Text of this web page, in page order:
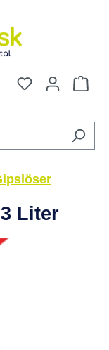
Du hast 0
Liter